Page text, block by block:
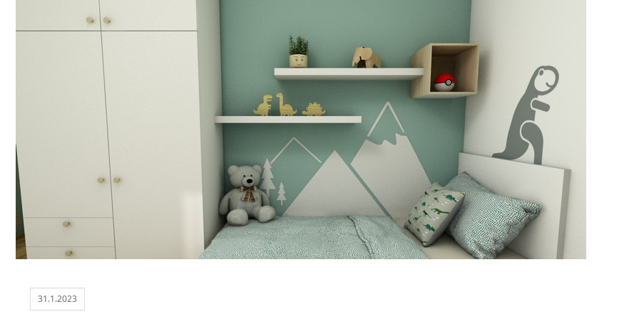
31.1.2023